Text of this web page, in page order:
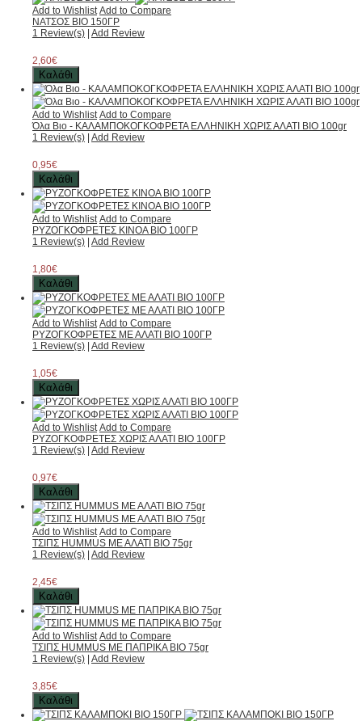
Add to Wishlist Add to Compare
ΝΑΤΣΟΣ ΒΙΟ 150ΓΡ
1 Review(s) Add Review
2,60€
Καλάθι
Add to Wishlist Add to Compare
Όλα Βιο - ΚΑΛΑΜΠΟΚΟΓΚΟΦΡΕΤΑ ΕΛΛΗΝΙΚΗ ΧΩΡΙΣ ΑΛΑΤΙ ΒΙΟ 100gr
1 Review(s) Add Review
0,95€
Καλάθι
Add to Wishlist Add to Compare
ΡΥΖΟΓΚΟΦΡΕΤΕΣ ΚΙΝΟΑ ΒΙΟ 100ΓΡ
1 Review(s) Add Review
1,80€
Καλάθι
Add to Wishlist Add to Compare
ΡΥΖΟΓΚΟΦΡΕΤΕΣ ΜΕ ΑΛΑΤΙ ΒΙΟ 100ΓΡ
1 Review(s) Add Review
1,05€
Καλάθι
Add to Wishlist Add to Compare
ΡΥΖΟΓΚΟΦΡΕΤΕΣ ΧΩΡΙΣ ΑΛΑΤΙ ΒΙΟ 100ΓΡ
1 Review(s) Add Review
0,97€
Καλάθι
Add to Wishlist Add to Compare
ΤΣΙΠΣ HUMMUS ΜΕ ΑΛΑΤΙ ΒΙΟ 75gr
1 Review(s) Add Review
2,45€
Καλάθι
Add to Wishlist Add to Compare
ΤΣΙΠΣ HUMMUS ΜΕ ΠΑΠΡΙΚΑ ΒΙΟ 75gr
1 Review(s) Add Review
3,85€
Καλάθι